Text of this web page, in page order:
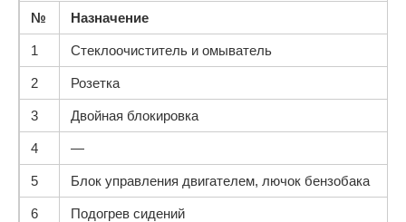
№ Назначение
1 Стеклоочиститель и омыватель
2 Розетка
3 Двойная блокировка
4 —
5 Блок управления двигателем, лючок бензобака
6 Подогрев сидений